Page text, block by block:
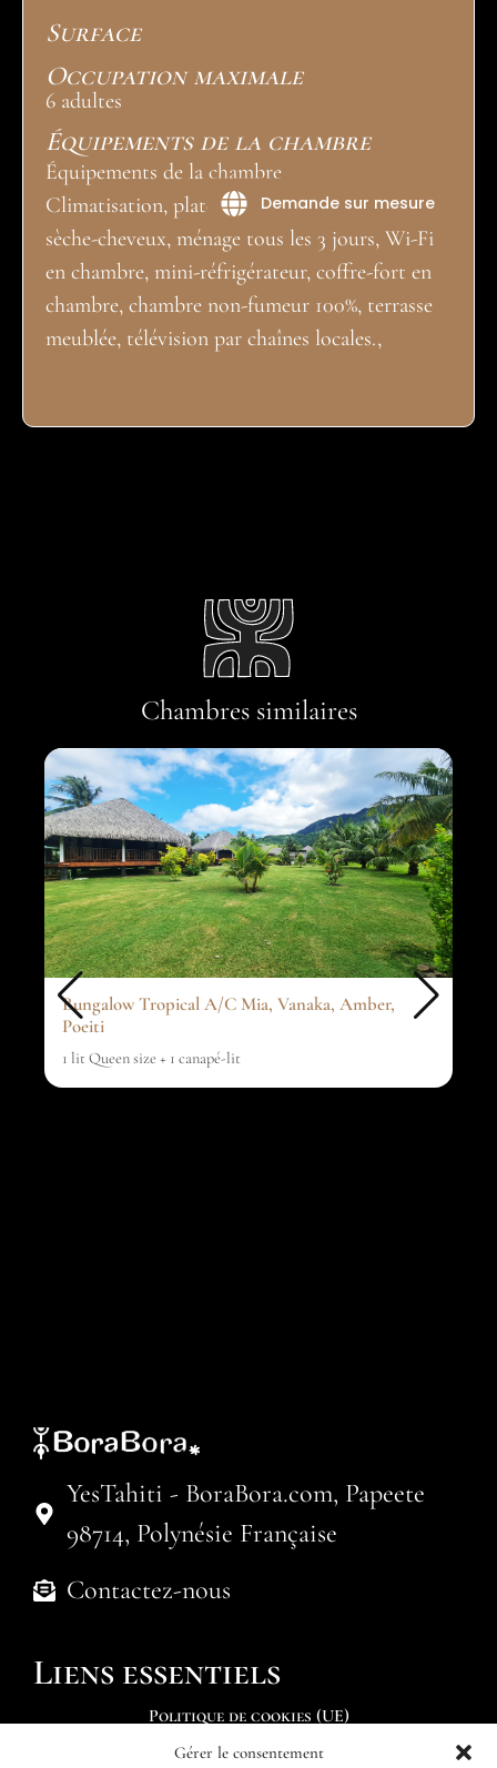
Gérer le consentement
Surface
Occupation maximale
6 adultes
Équipements de la chambre
Équipements de la chambre
Climatisation, plateau de courtoisie (café/thé),
sèche-cheveux, ménage tous les 3 jours, Wi-Fi
en chambre, mini-réfrigérateur, coffre-fort en
chambre, chambre non-fumeur 100%, terrasse
meublée, télévision par chaînes locales.,
Chambres similaires
Bungalow Tropical A/C Mia, Vanaka, Amber,
Poeiti
1 lit Queen size + 1 canapé-lit
YesTahiti - BoraBora.com, Papeete
98714, Polynésie Française
Contactez-nous
Liens essentiels
Politique de cookies (UE)
Demande sur mesure